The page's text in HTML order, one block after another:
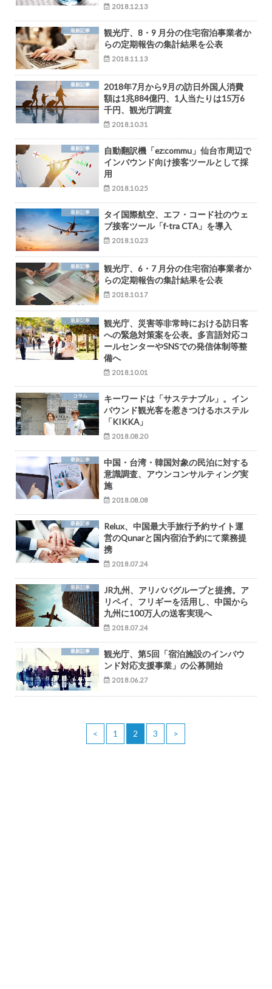
2018.12.13
最新記事
観光庁、8・9 月分の住宅宿泊事業者か
らの定期報告の集計結果を公表
2018.11.13
最新記事
2018年7月から9月の訪日外国人消費
額は1兆884億円、1人当たりは15万6
千円、観光庁調査
2018.10.31
最新記事
自動翻訳機「ez:commu」仙台市周辺で
インバウンド向け接客ツールとして採
用
2018.10.25
最新記事
タイ国際航空、エフ・コード社のウェ
ブ接客ツール「f-tra CTA」を導入
2018.10.23
最新記事
観光庁、6・7 月分の住宅宿泊事業者か
らの定期報告の集計結果を公表
2018.10.17
最新記事
観光庁、災害等非常時における訪日客
への緊急対策案を公表。多言語対応コ
ールセンターやSNSでの発信体制等整
備へ
2018.10.01
コラム
キーワードは「サステナブル」。イン
バウンド観光客を惹きつけるホステル
「KIKKA」
2018.08.20
最新記事
中国・台湾・韓国対象の民泊に対する
意識調査、アウンコンサルティング実
施
2018.08.08
最新記事
Relux、中国最大手旅行予約サイト運
営のQunarと国内宿泊予約にて業務提
携
2018.07.24
最新記事
JR九州、アリババグループと提携。ア
リペイ、フリギーを活用し、中国から
九州に100万人の送客実現へ
2018.07.24
最新記事
観光庁、第5回「宿泊施設のインバウ
ンド対応支援事業」の公募開始
2018.06.27
< 1 2 3 >